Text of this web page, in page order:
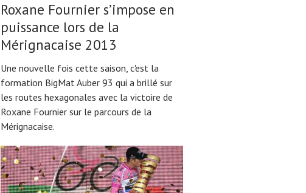
Roxane Fournier s’impose en
puissance lors de la
Mérignacaise 2013
Une nouvelle fois cette saison, c'est la
formation BigMat Auber 93 qui a brillé sur
les routes hexagonales avec la victoire de
Roxane Fournier sur le parcours de la
Mérignacaise.